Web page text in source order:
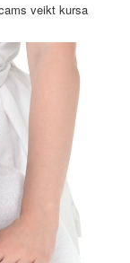
veikt kursa